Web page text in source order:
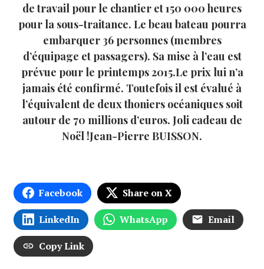
de travail pour le chantier et 150 000 heures
pour la sous-traitance. Le beau bateau pourra
embarquer 36 personnes (membres
d’équipage et passagers). Sa mise à l’eau est
prévue pour le printemps 2015.Le prix lui n’a
jamais été confirmé. Toutefois il est évalué à
l’équivalent de deux thoniers océaniques soit
autour de 70 millions d’euros. Joli cadeau de
Noël !Jean-Pierre BUISSON.
Facebook Share on X
LinkedIn WhatsApp Email
Copy Link